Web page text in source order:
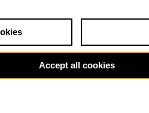
Sonntag 18.00 in
Accept all cookies